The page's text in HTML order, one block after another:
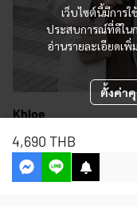
Khloe
4,690 THB
เว็บไซต์นี้มีการ
ประสบการณ์ที่ดีใน
อ่านรายละเอียดเพิ่
ตั้งค่า